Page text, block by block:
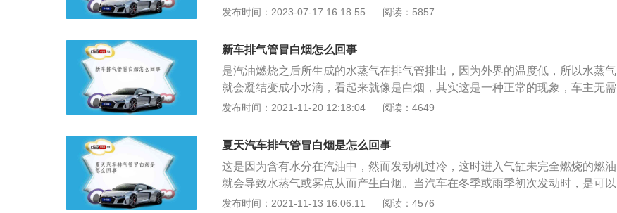
缸体出现裂纹，应更换汽缸体；汽缸垫出现裂纹，应更换汽缸垫。以下是关于冷
热，冷却液在发动机内不断循环可以带走多余的热量。2、注意：冷却液需要定
期更换，如果长时间不换，会导致冷却液出现冰点升高，沸点下降的情况。
发布时间：2023-07-17 16:18:55 阅读：5857
新车排气管冒白烟怎么回事
是汽油燃烧之后所生成的水蒸气在排气管排出，因为外界的温度低，所以水蒸气
就会凝结变成小水滴，看起来就像是白烟，其实这是一种正常的现象，车主无需
要担心。排气管冒白烟的情况不仅仅是新车会有，旧车也会有，当汽车燃油的汽
过这是正常的情况，只要发动机的温度到达一定热度的时候，白烟就会消失。如
果排出的白烟当中含有较多的水汽，那很有可能是有水进入到气缸了，或者是喷
油压力太低、针阀体变形磨损也会导致汽车排气管冒白烟的。在冬季开车的时
候，以前要在行驶前充分地热车，因为没有热车的话，车内的部件没有进行磨合
就会出现过度的磨损，这样子就减少发动机的寿命。
发布时间：2021-11-20 12:18:04 阅读：4649
夏天汽车排气管冒白烟是怎么回事
这是因为含有水分在汽油中，然而发动机过冷，这时进入气缸未完全燃烧的燃油
就会导致水蒸气或雾点从而产生白烟。当汽车在冬季或雨季初次发动时，是可以
经常看到排白烟的现象。汽车排气管起到减震降噪对汽车机身的作用而言，作用
发布时间：2021-11-13 16:06:11 阅读：4576